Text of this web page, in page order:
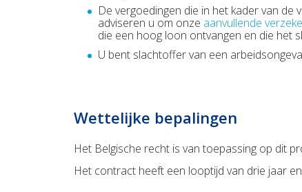
De vergoedingen die in het kader van
adviseren u om onze aanvullende
die een hoog loon ontvangen en die het
U bent slachtoffer van een
Wettelijke bepalingen
Het Belgische recht is van toepassing op dit
Het contract heeft een looptijd van drie jaar